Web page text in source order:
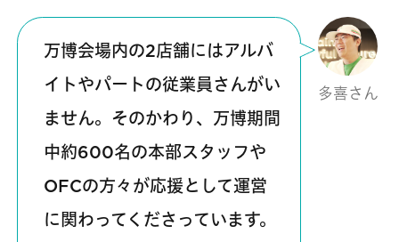
多喜さん
万博会場内の2店舗にはアルバ
イトやパートの従業員さんがい
ません。そのかわり、万博期間
中約600名の本部スタッフや
OFCの方々が応援として運営
に関わってくださっています。